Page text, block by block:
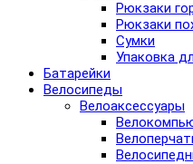
Рюкзаки
Рюкзаки
Сумки
Упаковка
Батарейки
Велосипеды
Велоаксессуары